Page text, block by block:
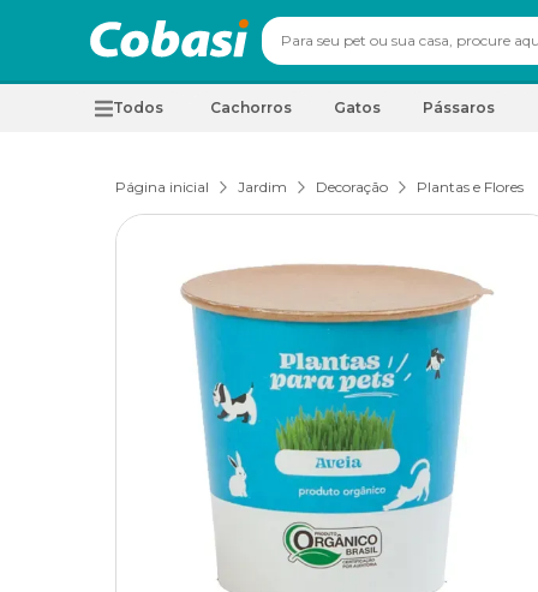
Todos Cachorros Gatos Pássaros
Página inicial Jardim Decoração Plantas e Flores